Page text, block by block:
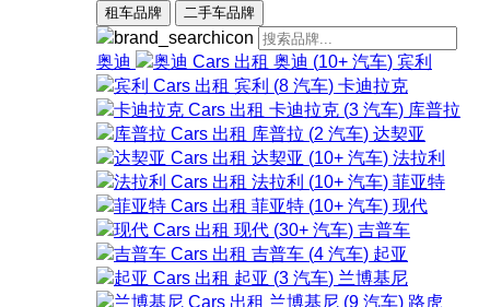
租车品牌 二手车品牌
奥迪 奥迪 (10+ 汽车) 宾利
宾利 (8 汽车) 卡迪拉克
卡迪拉克 (3 汽车) 库普拉
库普拉 (2 汽车) 达契亚
达契亚 (10+ 汽车) 法拉利
法拉利 (10+ 汽车) 菲亚特
菲亚特 (10+ 汽车) 现代
现代 (30+ 汽车) 吉普车
吉普车 (4 汽车) 起亚
起亚 (3 汽车) 兰博基尼
兰博基尼 (9 汽车) 路虎